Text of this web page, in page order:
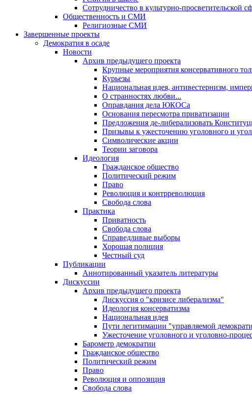
Сотрудничество в культурно-просветительской
Общественность и СМИ
Религиозные СМИ
Завершенные проекты
Демократия в осаде
Новости
Архив предыдущего проекта
Крупные мероприятия консервативного
Курьезы
Национальная идея, антивестернизм,
О странностях любви...
Оправдания дела ЮКОСа
Основания пересмотра приватизации
Предложения де-либерализовать
Призывы к ужесточению уголовного и
Символические акции
Теории заговора
Идеология
Гражданское общество
Политический режим
Право
Революция и контрреволюция
Свобода слова
Практика
Приватность
Свобода слова
Справедливые выборы
Хорошая полиция
Честный суд
Публикации
Аннотированный указатель литературы
Дискуссии
Архив предыдущего проекта
Дискуссия о "кризисе либерализма"
Идеология консерватизма
Национальная идея
Пути легитимации "управляемой
Ужесточение уголовного и уголовно-
Барометр демократии
Гражданское общество
Политический режим
Право
Революция и оппозиция
Свобода слова